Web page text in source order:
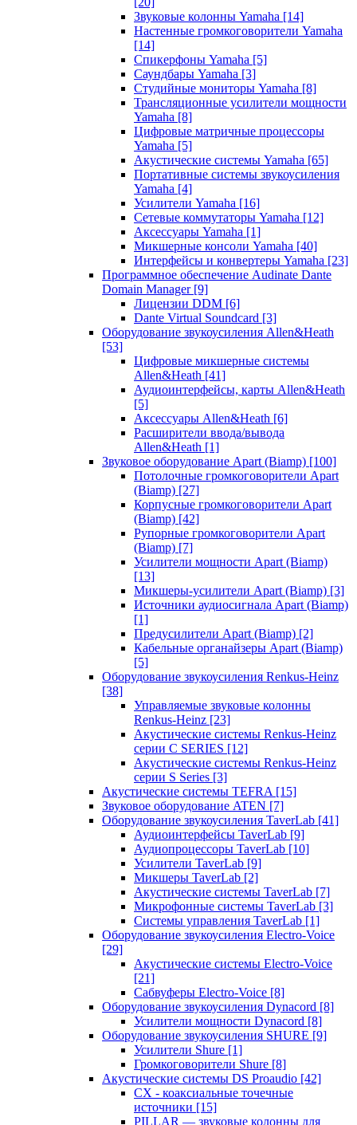
Звуковые колонны Yamaha [14]
Настенные громкоговорители Yamaha
[14]
Спикерфоны Yamaha [5]
Саундбары Yamaha [3]
Студийные мониторы Yamaha [8]
Трансляционные усилители мощности
Yamaha [8]
Цифровые матричные процессоры
Yamaha [5]
Акустические системы Yamaha [65]
Портативные системы звукоусиления
Yamaha [4]
Усилители Yamaha [16]
Сетевые коммутаторы Yamaha [12]
Аксессуары Yamaha [1]
Микшерные консоли Yamaha [40]
Интерфейсы и конвертеры Yamaha [23]
Программное обеспечение Audinate Dante
Domain Manager [9]
Лицензии DDM [6]
Dante Virtual Soundcard [3]
Оборудование звукоусиления Allen&Heath
[53]
Цифровые микшерные системы
Allen&Heath [41]
Аудиоинтерфейсы, карты Allen&Heath
[5]
Аксессуары Allen&Heath [6]
Расширители ввода/вывода
Allen&Heath [1]
Звуковое оборудование Apart (Biamp) [100]
Потолочные громкоговорители Apart
(Biamp) [27]
Корпусные громкоговорители Apart
(Biamp) [42]
Рупорные громкоговорители Apart
(Biamp) [7]
Усилители мощности Apart (Biamp)
[13]
Микшеры-усилители Apart (Biamp) [3]
Источники аудиосигнала Apart (Biamp)
[1]
Предусилители Apart (Biamp) [2]
Кабельные органайзеры Apart (Biamp)
[5]
Оборудование звукоусиления Renkus-Heinz
[38]
Управляемые звуковые колонны
Renkus-Heinz [23]
Акустические системы Renkus-Heinz
серии C SERIES [12]
Акустические системы Renkus-Heinz
серии S Series [3]
Акустические системы TEFRA [15]
Звуковое оборудование ATEN [7]
Оборудование звукоусиления TaverLab [41]
Аудиоинтерфейсы TaverLab [9]
Аудиопроцессоры TaverLab [10]
Усилители TaverLab [9]
Микшеры TaverLab [2]
Акустические системы TaverLab [7]
Микрофонные системы TaverLab [3]
Системы управления TaverLab [1]
Оборудование звукоусиления Electro-Voice
[29]
Акустические системы Electro-Voice
[21]
Сабвуферы Electro-Voice [8]
Оборудование звукоусиления Dynacord [8]
Усилители мощности Dynacord [8]
Оборудование звукоусиления SHURE [9]
Усилители Shure [1]
Громкоговорители Shure [8]
Акустические системы DS Proaudio [42]
CX - коаксиальные точечные
источники [15]
PILLAR — звуковые колонны для